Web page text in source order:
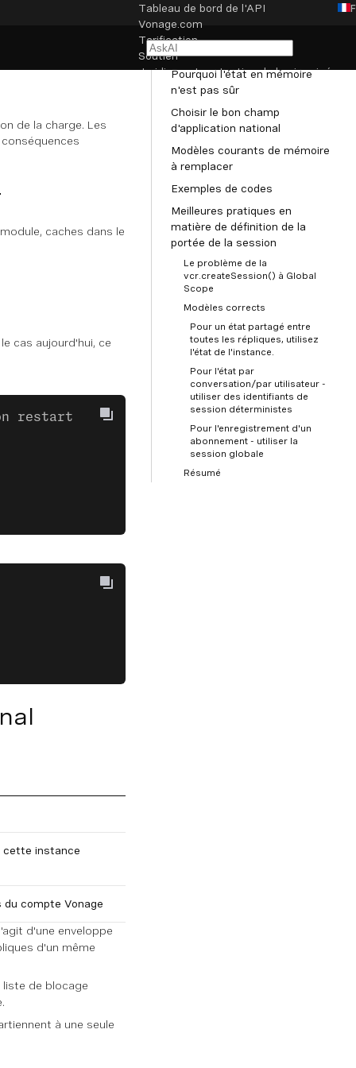
Tableau de bord de l'API
Vonage.com
Tarification
Soutien
Juridique et protection de la vie privée
Paramètres des cookies
de la charge. Les
caches dans le
cas aujourd'hui, ce
restart
cette instance
compte Vonage
d'une enveloppe
d'un même
de blocage
à une seule
NAVIGATION
Architecture sans état
Pourquoi l'état en mémoire
n'est pas sûr
Choisir le bon champ
d'application national
Modèles courants de mémoire
à remplacer
Exemples de codes
Meilleures pratiques en
matière de définition de la
portée de la session
Le problème de la
vcr.createSession() à Global
Scope
Modèles corrects
Pour un état partagé entre
toutes les répliques, utilisez
l'état de l'instance.
Pour l'état par
conversation/par utilisateur -
utiliser des identifiants de
session déterministes
Pour l'enregistrement d'un
abonnement - utiliser la
session globale
Résumé